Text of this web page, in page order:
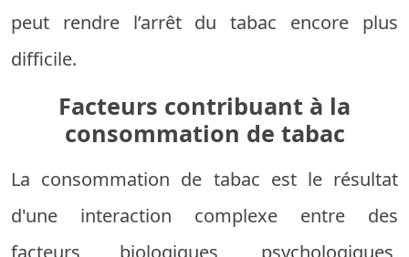
peut rendre l’arrêt du tabac encore plus
difficile.
Facteurs contribuant à la
consommation de tabac
La consommation de tabac est le résultat
d'une interaction complexe entre des
facteurs biologiques, psychologiques,